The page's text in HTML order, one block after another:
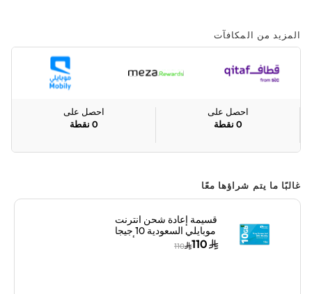
المزيد من المكافآت
احصل على
0 نقطة
احصل على
0 نقطة
غالبًا ما يتم شراؤها معًا
قسيمة إعادة شحن انترنت
موبايلي السعودية 10 جيجا
بايت لشهر واحد أزرق110
110